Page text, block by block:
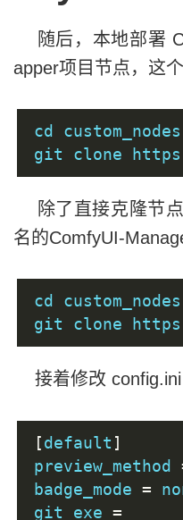
随后，本地部署
apper项目节点，这
cd custom_nodes
git clone https
除了直接克隆节点
名的ComfyUI-
cd custom_nodes
git clone https
接着修改 config.ini
[default ]
preview_method
badge_mode =
git_exe =